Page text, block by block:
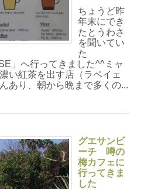
ちょうど昨
年末にでき
たとうわさ
を聞いてい
た
」へ行ってきました^^ミャ
い紅茶を出す店（ラペイェ
あり、朝から晩まで多くの...
グエサンビ
ーチ 噂の
梅カフェに
行ってきま
した